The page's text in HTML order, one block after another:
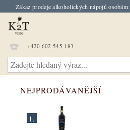
Zákaz prodeje alkoholických nápojů osobám
+420 602 545 183
NEJPRODÁVANĚJŠÍ
1.